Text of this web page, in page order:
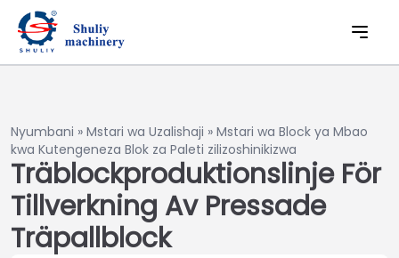
Nyumbani » Mstari wa Uzalishaji » Mstari wa Block ya Mbao
kwa Kutengeneza Blok za Paleti zilizoshinikizwa
Träblockproduktionslinje För
Tillverkning Av Pressade
Träpallblock